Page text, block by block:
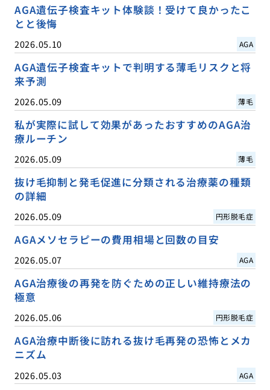
AGA遺伝子検査キット体験談！受けて良かったこ
とと後悔
2026.05.10 AGA
AGA遺伝子検査キットで判明する薄毛リスクと将
来予測
2026.05.09 薄毛
私が実際に試して効果があったおすすめのAGA治
療ルーチン
2026.05.09 薄毛
抜け毛抑制と発毛促進に分類される治療薬の種類
の詳細
2026.05.09 円形脱毛症
AGAメソセラピーの費用相場と回数の目安
2026.05.07 AGA
AGA治療後の再発を防ぐための正しい維持療法の
極意
2026.05.06 円形脱毛症
AGA治療中断後に訪れる抜け毛再発の恐怖とメカ
ニズム
2026.05.03 AGA